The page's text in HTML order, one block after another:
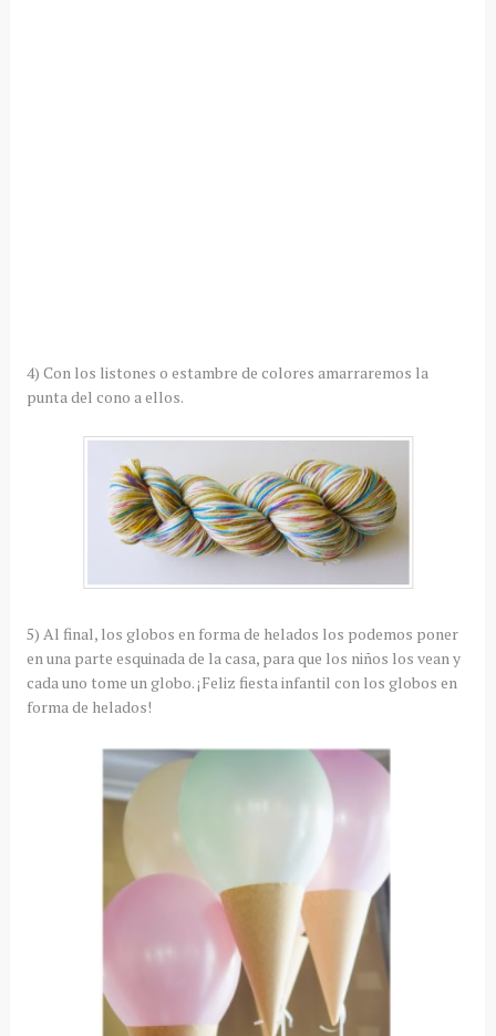
4) Con los listones o estambre de colores amarraremos la
punta del cono a ellos.
5) Al final, los globos en forma de helados los podemos poner
en una parte esquinada de la casa, para que los niños los vean y
cada uno tome un globo. ¡Feliz fiesta infantil con los globos en
forma de helados!